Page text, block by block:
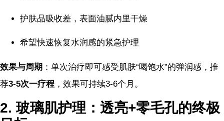
护肤品吸收差，表面油腻内里干燥
希望快速恢复水润感的紧急护理
效果与周期 ：单次治疗即可感受肌肤“喝饱水”的弹润感，推
荐3-5次一疗程 ，效果可持续3-6个月。
2. 玻璃肌护理：透亮+零毛孔的终极